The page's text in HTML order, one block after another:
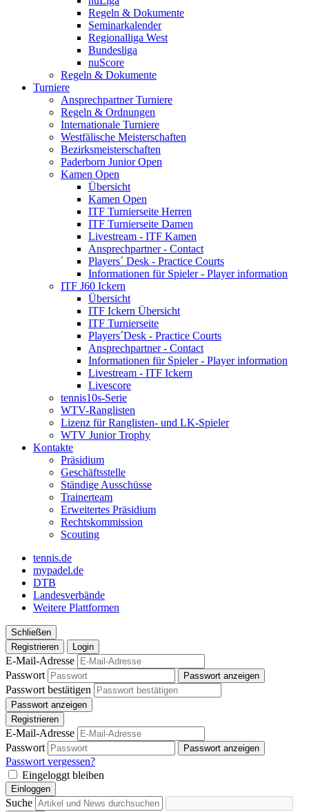
Regeln & Dokumente
Seminarkalender
Regionalliga West
Bundesliga
nuScore
Regeln & Dokumente
Turniere
Ansprechpartner Turniere
Regeln & Ordnungen
Internationale Turniere
Westfälische Meisterschaften
Bezirksmeisterschaften
Paderborn Junior Open
Kamen Open
Übersicht
Kamen Open
ITF Turnierseite Herren
ITF Turnierseite Damen
Livestream - ITF Kamen
Ansprechpartner - Contact
Players´ Desk - Practice Courts
Informationen für Spieler - Player information
ITF J60 Ickern
Übersicht
ITF Ickern Übersicht
ITF Turnierseite
Players´Desk - Practice Courts
Ansprechpartner - Contact
Informationen für Spieler - Player information
Livestream - ITF Ickern
Livescore
tennis10s-Serie
WTV-Ranglisten
Lizenz für Ranglisten- und LK-Spieler
WTV Junior Trophy
Kontakte
Präsidium
Geschäftsstelle
Ständige Ausschüsse
Trainerteam
Erweitertes Präsidium
Rechtskommission
Scouting
tennis.de
mypadel.de
DTB
Landesverbände
Weitere Plattformen
Schließen
Registrieren
Login
E-Mail-Adresse
Passwort
Passwort anzeigen
Passwort bestätigen
Passwort anzeigen
Registrieren
E-Mail-Adresse
Passwort
Passwort anzeigen
Passwort vergessen?
Eingeloggt bleiben
Einloggen
Suche